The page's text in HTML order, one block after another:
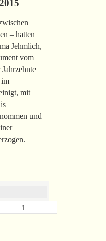
– hatten
Jehmlich,
vom
mit
und